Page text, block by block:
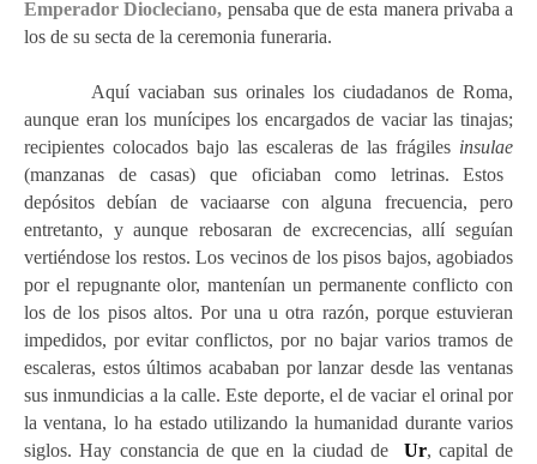
Emperador Diocleciano, pensaba que de esta manera privaba a
los de su secta de la ceremonia funeraria.
Aquí vaciaban sus orinales los ciudadanos de Roma,
aunque eran los munícipes los encargados de vaciar las tinajas;
recipientes colocados bajo las escaleras de las frágiles insulae
(manzanas de casas) que oficiaban como letrinas. Estos
depósitos debían de vaciaarse con alguna frecuencia, pero
entretanto, y aunque rebosaran de excrecencias, allí seguían
vertiéndose los restos. Los vecinos de los pisos bajos, agobiados
por el repugnante olor, mantenían un permanente conflicto con
los de los pisos altos. Por una u otra razón, porque estuvieran
impedidos, por evitar conflictos, por no bajar varios tramos de
escaleras, estos últimos acababan por lanzar desde las ventanas
sus inmundicias a la calle. Este deporte, el de vaciar el orinal por
la ventana, lo ha estado utilizando la humanidad durante varios
siglos. Hay constancia de que en la ciudad de Ur, capital de